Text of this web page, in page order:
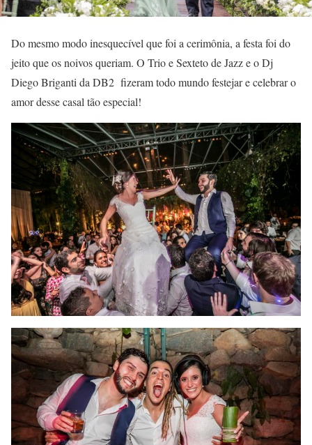
Do mesmo modo inesquecível que foi a cerimônia, a festa foi do
jeito que os noivos queriam. O Trio e Sexteto de Jazz e o Dj
Diego Briganti da DB2 fizeram todo mundo festejar e celebrar o
amor desse casal tão especial!